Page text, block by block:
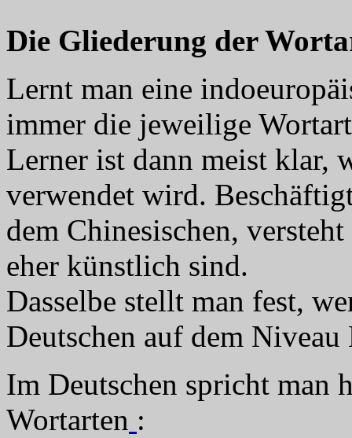
Die Gliederung der
Lernt man eine
immer die jeweilige
Lerner ist dann meist klar,
verwendet wird.
dem Chinesischen,
eher künstlich sind.
Dasselbe stellt man fest,
Deutschen auf dem Niveau
Im Deutschen spricht man
Wortarten :